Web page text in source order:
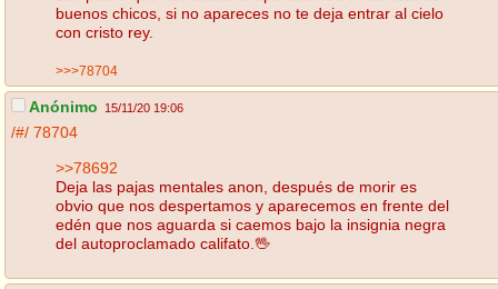
buenos chicos, si no apareces no te deja entrar al cielo
con cristo rey.
>>>78704
Anónimo 15/11/20 19:06
/#/ 78704
>>78692
Deja las pajas mentales anon, después de morir es
obvio que nos despertamos y aparecemos en frente del
edén que nos aguarda si caemos bajo la insignia negra
del autoproclamado califato.🖖